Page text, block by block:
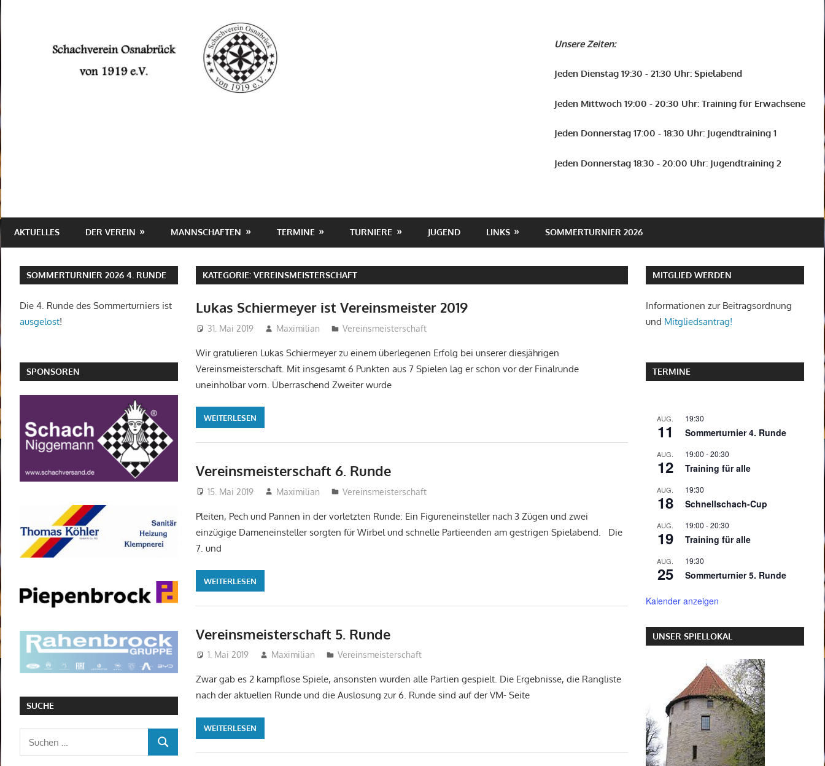
Unsere Zeiten:
Jeden Dienstag 19:30 - 21:30 Uhr: Spielabend
Jeden Mittwoch 19:00 - 20:30 Uhr: Training für Erwachsene
Jeden Donnerstag 17:00 - 18:30 Uhr: Jugendtraining 1
Jeden Donnerstag 18:30 - 20:00 Uhr: Jugendtraining 2
AKTUELLES DER VEREIN MANNSCHAFTEN TERMINE TURNIERE JUGEND LINKS SOMMERTURNIER 2026
KATEGORIE:VEREINSMEISTERSCHAFT
Lukas Schiermeyer ist Vereinsmeister 2019
31. Mai 2019 Maximilian Vereinsmeisterschaft
Wir gratulieren Lukas Schiermeyer zu einem überlegenen Erfolg bei unserer diesjährigen
Vereinsmeisterschaft. Mit insgesamt 6 Punkten aus 7 Spielen lag er schon vor der Finalrunde
uneinholbar vorn. Überraschend Zweiter wurde
WEITERLESEN
Vereinsmeisterschaft 6. Runde
15. Mai 2019 Maximilian Vereinsmeisterschaft
Pleiten, Pech und Pannen in der vorletzten Runde: Ein Figureneinsteller nach 3 Zügen und zwei
einzügige Dameneinsteller sorgten für Wirbel und schnelle Partieenden am gestrigen Spielabend. Die
7. und
WEITERLESEN
Vereinsmeisterschaft 5. Runde
1. Mai 2019 Maximilian Vereinsmeisterschaft
Zwar gab es 2 kampflose Spiele, ansonsten wurden alle Partien gespielt. Die Ergebnisse, die Rangliste
nach der aktuellen Runde und die Auslosung zur 6. Runde sind auf der VM- Seite
WEITERLESEN
SOMMERTURNIER 2026 4. RUNDE
Die 4. Runde des Sommerturniers ist
ausgelost!
SPONSOREN
SUCHE
u
MITGLIED WERDEN
Informationen zur Beitragsordnung
und Mitgliedsantrag!
TERMINE
AUG.
11
19:30
Sommerturnier 4. Runde
AUG.
12
19:00 -20:30
Training für alle
AUG.
18
19:30
Schnellschach-Cup
AUG.
19
19:00 -20:30
Training für alle
AUG.
25
19:30
Sommerturnier 5. Runde
Kalender anzeigen
UNSER SPIELLOKAL